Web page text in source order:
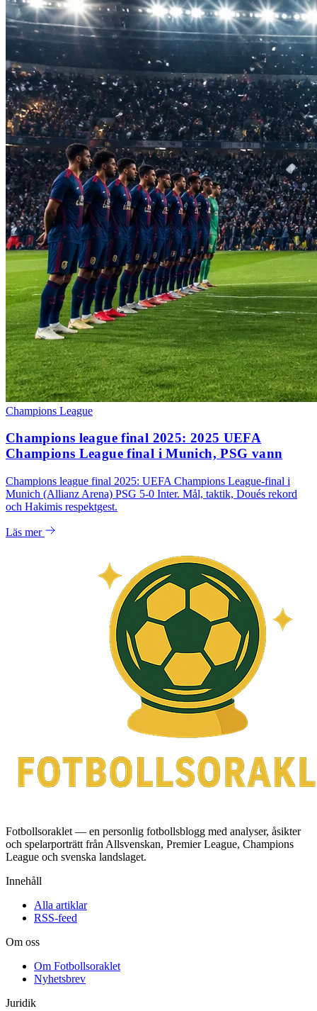
Champions League
Champions league final 2025: 2025 UEFA
Champions League final i Munich, PSG vann
Champions league final 2025: UEFA Champions League-final i
Munich (Allianz Arena) PSG 5-0 Inter. Mål, taktik, Doués rekord
och Hakimis respektgest.
Läs mer
Fotbollsoraklet — en personlig fotbollsblogg med analyser, åsikter
och spelarporträtt från Allsvenskan, Premier League, Champions
League och svenska landslaget.
Innehåll
Alla artiklar
RSS-feed
Om oss
Om Fotbollsoraklet
Nyhetsbrev
Juridik